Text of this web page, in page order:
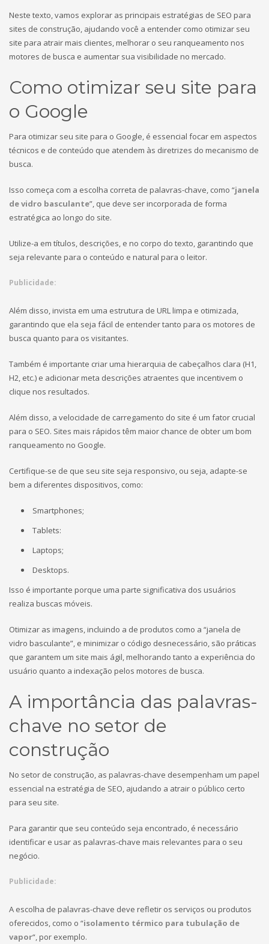
Neste texto, vamos explorar as principais estratégias de SEO para
sites de construção, ajudando você a entender como otimizar seu
site para atrair mais clientes, melhorar o seu ranqueamento nos
motores de busca e aumentar sua visibilidade no mercado.
Como otimizar seu site para
o Google
Para otimizar seu site para o Google, é essencial focar em aspectos
técnicos e de conteúdo que atendem às diretrizes do mecanismo de
busca.
Isso começa com a escolha correta de palavras-chave, como “janela
de vidro basculante”, que deve ser incorporada de forma
estratégica ao longo do site.
Utilize-a em títulos, descrições, e no corpo do texto, garantindo que
seja relevante para o conteúdo e natural para o leitor.
Publicidade:
Além disso, invista em uma estrutura de URL limpa e otimizada,
garantindo que ela seja fácil de entender tanto para os motores de
busca quanto para os visitantes.
Também é importante criar uma hierarquia de cabeçalhos clara (H1,
H2, etc.) e adicionar meta descrições atraentes que incentivem o
clique nos resultados.
Além disso, a velocidade de carregamento do site é um fator crucial
para o SEO. Sites mais rápidos têm maior chance de obter um bom
ranqueamento no Google.
Certifique-se de que seu site seja responsivo, ou seja, adapte-se
bem a diferentes dispositivos, como:
Smartphones;
Tablets:
Laptops;
Desktops.
Isso é importante porque uma parte significativa dos usuários
realiza buscas móveis.
Otimizar as imagens, incluindo a de produtos como a “janela de
vidro basculante”, e minimizar o código desnecessário, são práticas
que garantem um site mais ágil, melhorando tanto a experiência do
usuário quanto a indexação pelos motores de busca.
A importância das palavras-
chave no setor de
construção
No setor de construção, as palavras-chave desempenham um papel
essencial na estratégia de SEO, ajudando a atrair o público certo
para seu site.
Para garantir que seu conteúdo seja encontrado, é necessário
identificar e usar as palavras-chave mais relevantes para o seu
negócio.
Publicidade:
A escolha de palavras-chave deve refletir os serviços ou produtos
oferecidos, como o “isolamento térmico para tubulação de
vapor“, por exemplo.